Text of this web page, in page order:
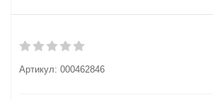
Артикул: 000462846